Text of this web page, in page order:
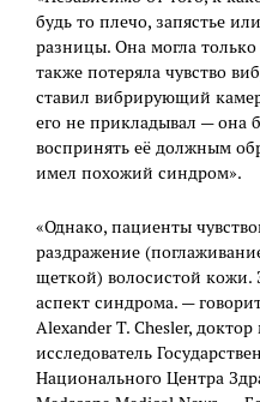
будь то плечо, запястье
разницы. Она могла только
также потеряла чувство
ставил вибрирующий
его не прикладывал — она
воспринять её должным
имел похожий синдром».
«Однако, пациенты
раздражение
щеткой) волосистой
аспект синдрома. —
Alexander T. Chesler,
исследователь
Национального Центра